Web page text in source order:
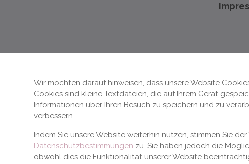
Wir möchten darauf hinweisen, dass unsere Website
Cookies sind kleine Textdateien, die auf Ihrem Gerät
Informationen über Ihren Besuch zu speichern und zu
verbessern.
Indem Sie unsere Website weiterhin nutzen, stimmen Sie
Datenschutzbestimmungen zu. Sie haben jedoch die
obwohl dies die Funktionalität unserer Website